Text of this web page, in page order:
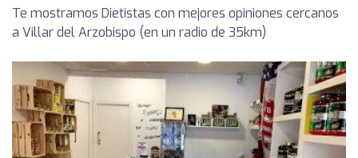
Te mostramos Dietistas con mejores opiniones cercanos
a Villar del Arzobispo (en un radio de 35km)